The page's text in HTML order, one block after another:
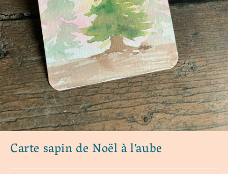
Carte sapin de Noël à l’aube